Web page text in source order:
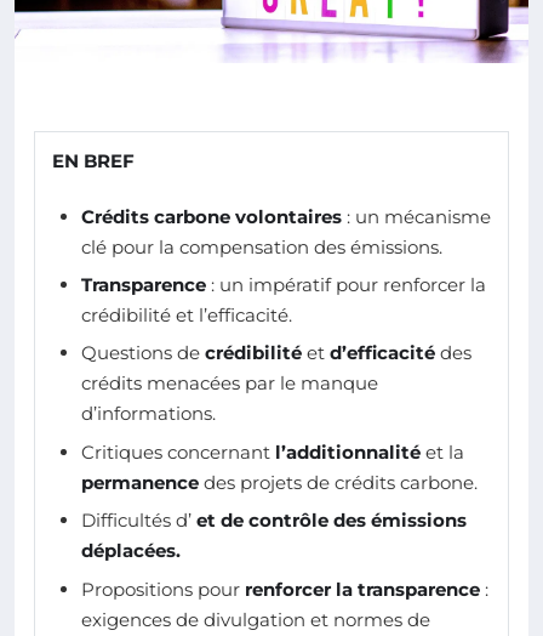
EN BREF
Crédits carbone volontaires : un mécanisme
clé pour la compensation des émissions.
Transparence : un impératif pour renforcer la
crédibilité et l’efficacité.
Questions de crédibilité et d’efficacité des
crédits menacées par le manque
d’informations.
Critiques concernant l’additionnalité et la
permanence des projets de crédits carbone.
Difficultés d’ et de contrôle des émissions
déplacées.
Propositions pour renforcer la transparence :
exigences de divulgation et normes de